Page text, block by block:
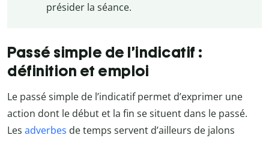
présider la séance.
Passé simple de l’indicatif :
définition et emploi
Le passé simple de l’indicatif permet d’exprimer une
action dont le début et la fin se situent dans le passé.
Les adverbes de temps servent d’ailleurs de jalons